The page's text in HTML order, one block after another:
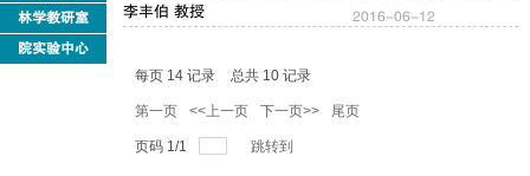
林学教研室
院实验中心
2016-06-12
李丰伯 教授
每页 14 记录 总共 10 记录
第一页 <<上一页 下一页>> 尾页
页码 1/1 跳转到